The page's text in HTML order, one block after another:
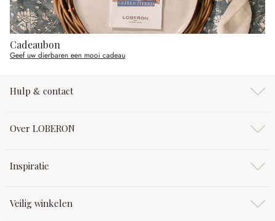
Cadeaubon
Geef uw dierbaren een mooi cadeau
Hulp & contact
Over LOBERON
Inspiratie
Veilig winkelen